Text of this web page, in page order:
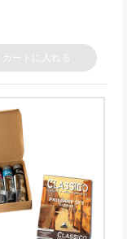
カートに入れる